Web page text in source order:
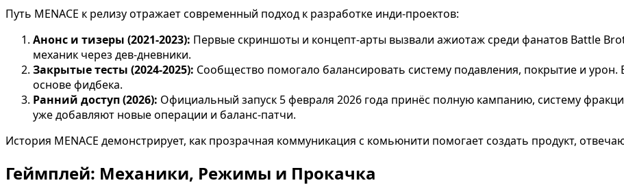
Путь MENACE к релизу отражает современный подход к разработке инди-проектов:
Анонс и тизеры (2021-2023): Первые скриншоты и концепт-арты вызвали ажиотаж среди фанатов Battle
механик через дев-дневники.
Закрытые тесты (2024-2025): Сообщество помогало балансировать систему подавления, покрытие и
основе фидбека.
Ранний доступ (2026): Официальный запуск 5 февраля 2026 года принёс полную кампанию, систему
уже добавляют новые операции и баланс-патчи.
История MENACE демонстрирует, как прозрачная коммуникация с комьюнити помогает создать продукт,
Геймплей: Механики, Режимы и Прокачка